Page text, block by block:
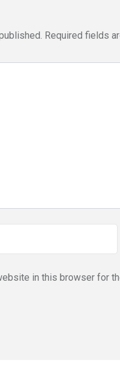
Required fields
in this browser for